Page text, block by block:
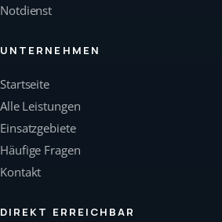
Notdienst
UNTERNEHMEN
Startseite
Alle Leistungen
Einsatzgebiete
Häufige Fragen
Kontakt
DIREKT ERREICHBAR